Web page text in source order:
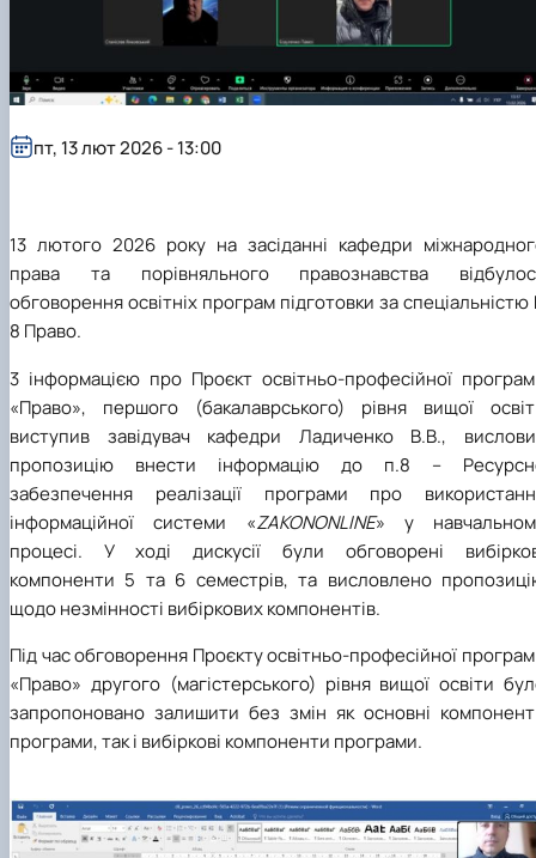
13 лютого 2026 року на засіданні кафедри
права та порівняльного правознавства
обговорення освітніх програм підготовки за спеціальністю
8 Право.
3 інформацією про Проєкт освітньо-професійної
«Право», першого (бакалаврського) рівня вищої
виступив завідувач кафедри Ладиченко В.В.,
пропозицію внести інформацію до п.8 –
забезпечення реалізації програми про
інформаційної системи «ZAKONONLINE»
у
процесі. У ході дискусії були обговорені
компоненти 5 та 6 семестрів, та висловлено
щодо незмінності вибіркових компонентів.
Під час обговорення Проєкту освітньо-професійної
«Право» другого (магістерського) рівня вищої освіти
запропоновано залишити без змін як основні
програми, так і вибіркові компоненти програми.
пт, 13 лют 2026 - 13:00